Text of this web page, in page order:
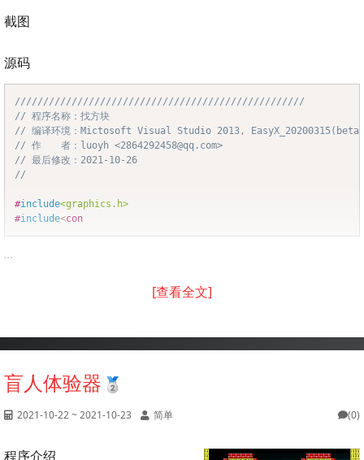
截图
源码
///////////////////////////////////////////////////
// 程序名称：找方块
// 编译环境：Mictosoft Visual Studio 2013, EasyX_20200315(beta)
// 作　　者：luoyh <2864292458@qq.com>
// 最后修改：2021-10-26
//
#include<graphics.h>
#include<con
...
[查看全文]
盲人体验器
2021-10-22 ~ 2021-10-23 简单 (0)
程序介绍